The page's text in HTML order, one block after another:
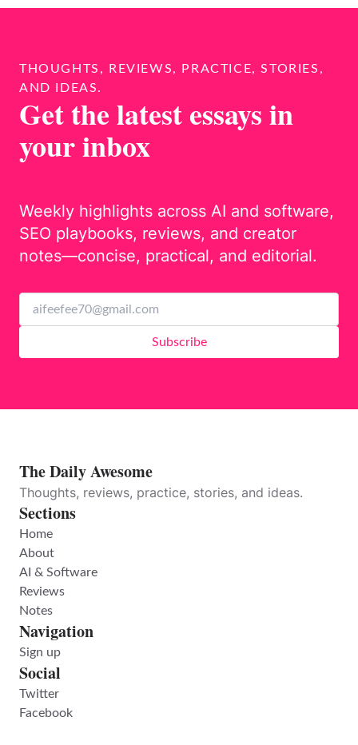
THOUGHTS, REVIEWS, PRACTICE, STORIES,
AND IDEAS.
Get the latest essays in
your inbox
Weekly highlights across AI and software,
SEO playbooks, reviews, and creator
notes—concise, practical, and editorial.
Subscribe
The Daily Awesome
Thoughts, reviews, practice, stories, and ideas.
Sections
Home
About
AI & Software
Reviews
Notes
Navigation
Sign up
Social
Twitter
Facebook